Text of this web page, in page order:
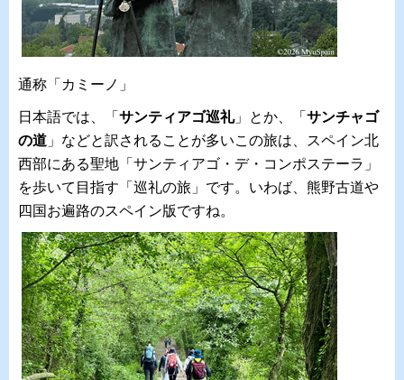
通称「カミーノ」
日本語では、 「 サンティアゴ巡礼」とか、「 サンチャゴ
の道 」などと訳されることが多いこの旅は、
スペイン北
西部にある聖地「サンティアゴ・デ・コンポステーラ」
を歩いて目指す「巡礼の旅」です。いわば、熊野古道や
四国お遍路のスペイン版ですね。